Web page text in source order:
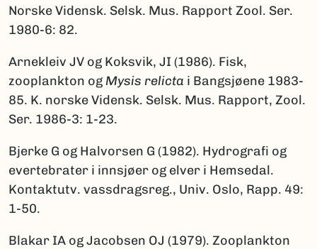
Norske Vidensk. Selsk. Mus. Rapport Zool. Ser.
1980-6: 82.
Arnekleiv JV og Koksvik, JI (1986). Fisk,
zooplankton og Mysis relicta i Bangsjøene 1983-
85. K. norske Vidensk. Selsk. Mus. Rapport, Zool.
Ser. 1986-3: 1-23.
Bjerke G og Halvorsen G (1982). Hydrografi og
evertebrater i innsjøer og elver i Hemsedal.
Kontaktutv. vassdragsreg., Univ. Oslo, Rapp. 49:
1-50.
Blakar IA og Jacobsen OJ (1979). Zooplankton